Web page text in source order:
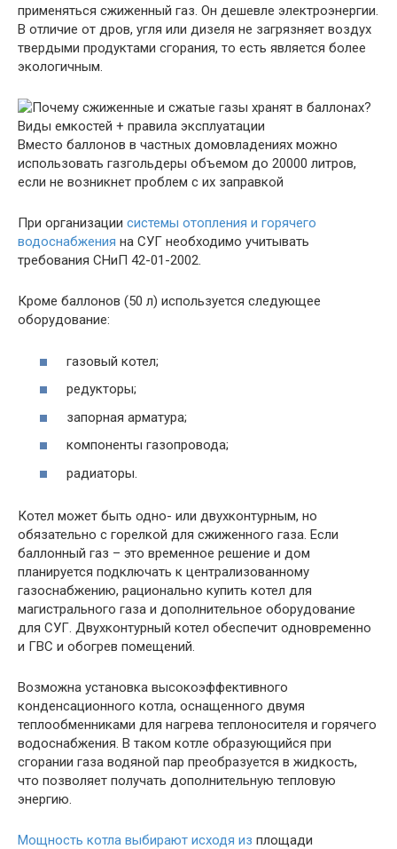
применяться сжиженный газ. Он дешевле электроэнергии.
В отличие от дров, угля или дизеля не загрязняет воздух
твердыми продуктами сгорания, то есть является более
экологичным.
Вместо баллонов в частных домовладениях можно
использовать газгольдеры объемом до 20000 литров,
если не возникнет проблем с их заправкой
При организации системы отопления и горячего
водоснабжения на СУГ необходимо учитывать
требования СНиП 42-01-2002.
Кроме баллонов (50 л) используется следующее
оборудование:
газовый котел;
редукторы;
запорная арматура;
компоненты газопровода;
радиаторы.
Котел может быть одно- или двухконтурным, но
обязательно с горелкой для сжиженного газа. Если
баллонный газ – это временное решение и дом
планируется подключать к централизованному
газоснабжению, рационально купить котел для
магистрального газа и дополнительное оборудование
для СУГ. Двухконтурный котел обеспечит одновременно
и ГВС и обогрев помещений.
Возможна установка высокоэффективного
конденсационного котла, оснащенного двумя
теплообменниками для нагрева теплоносителя и горячего
водоснабжения. В таком котле образующийся при
сгорании газа водяной пар преобразуется в жидкость,
что позволяет получать дополнительную тепловую
энергию.
Мощность котла выбирают исходя из площади